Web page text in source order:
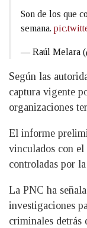
Son de los que
semana.
— Raúl Melara
Según las
captura vigente
organizaciones
El informe
vinculados con
controladas por
La PNC ha
investigaciones
criminales detrás